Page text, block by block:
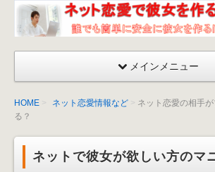
ネッ
ト恋
彼女
法〜
メインメニュー
HOME ネット恋愛情報など
ネット恋愛の相手
る？
ネットで彼女が欲しい方のマ